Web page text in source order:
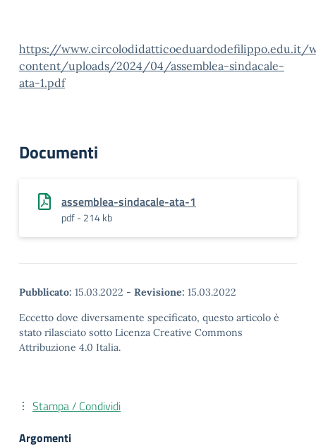
https://www.circolodidatticoeduardodefilippo.edu.it/
content/uploads/2024/04/assemblea-sindacale-
ata-1.pdf
Documenti
assemblea-sindacale-ata-1
pdf - 214 kb
Pubblicato: 15.03.2022 - Revisione: 15.03.2022
Eccetto dove diversamente specificato, questo articolo è
stato rilasciato sotto Licenza Creative Commons
Attribuzione 4.0 Italia.
Stampa / Condividi
Argomenti